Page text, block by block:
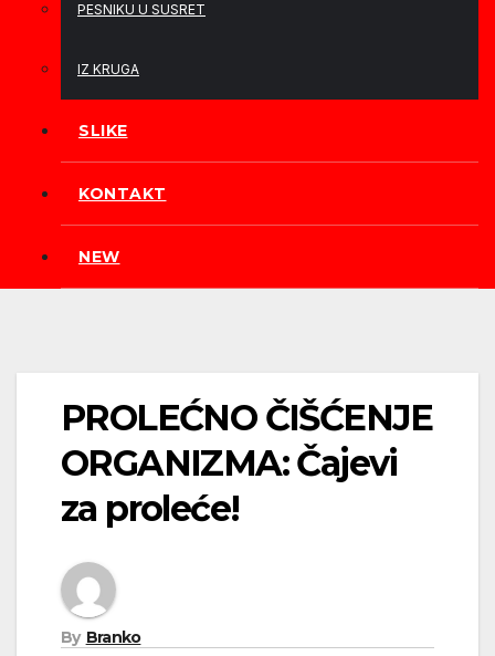
PESNIKU U SUSRET
IZ KRUGA
SLIKE
KONTAKT
NEW
PROLEĆNO ČIŠĆENJE
ORGANIZMA: Čajevi
za proleće!
By Branko